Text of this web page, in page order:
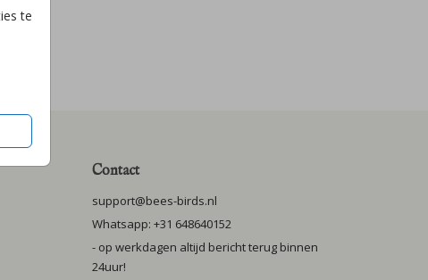
te
Contact
support@bees-birds.nl
Whatsapp: +31 648640152
- op werkdagen altijd bericht terug binnen
24uur!